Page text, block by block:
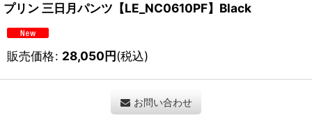
プリン 三日月パンツ【LE_NC0610PF】Black
販売価格: 28,050円(税込)
お問い合わせ